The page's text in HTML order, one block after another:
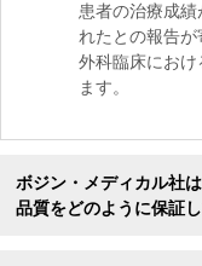
患者の治療成
れたとの報告
外科臨床にお
ます。
ボジン・メディカル社
品質をどのように保証